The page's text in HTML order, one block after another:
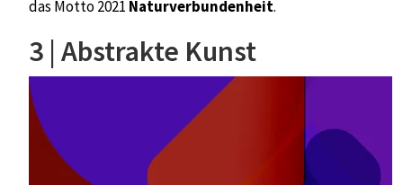
das Motto 2021 Naturverbundenheit.
3 | Abstrakte Kunst